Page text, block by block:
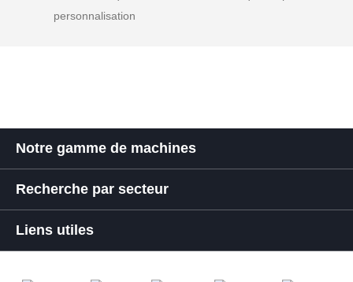
personnalisation
Notre gamme de machines
Recherche par secteur
Liens utiles